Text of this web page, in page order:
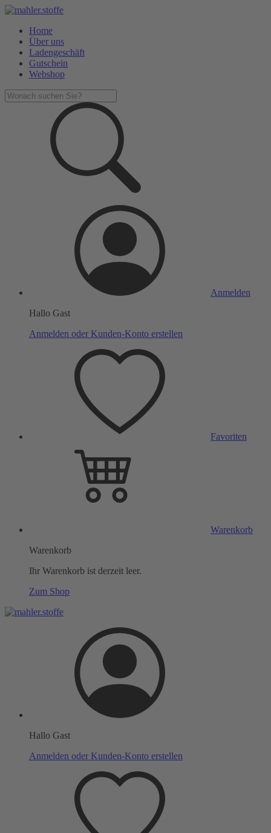
Home
Über uns
Ladengeschäft
Gutschein
Webshop
Anmelden
Hallo Gast
Anmelden oder Kunden-Konto erstellen
Favoriten
Warenkorb
Warenkorb
Ihr Warenkorb ist derzeit leer.
Zum Shop
Hallo Gast
Anmelden oder Kunden-Konto erstellen